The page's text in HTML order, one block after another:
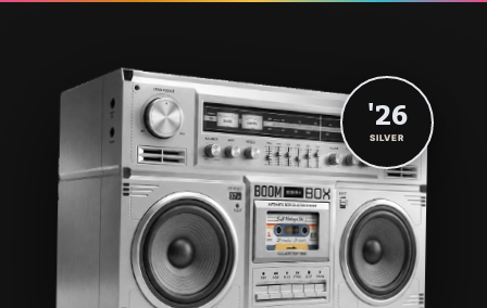
'26
SILVER